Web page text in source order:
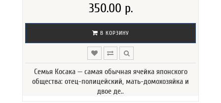
350.00 р.
В КОРЗИНУ
Семья Косака — самая обычная ячейка японского
общества: отец-полицейский, мать-домохозяйка и
двое де..